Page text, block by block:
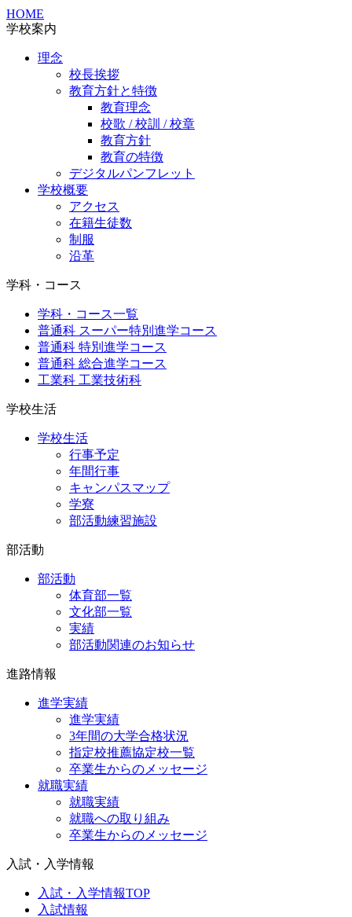
HOME
学校案内
理念
校長挨拶
教育方針と特徴
教育理念
校歌 / 校訓 / 校章
教育方針
教育の特徴
デジタルパンフレット
学校概要
アクセス
在籍生徒数
制服
沿革
学科・コース
学科・コース一覧
普通科 スーパー特別進学コース
普通科 特別進学コース
普通科 総合進学コース
工業科 工業技術科
学校生活
学校生活
行事予定
年間行事
キャンパスマップ
学寮
部活動練習施設
部活動
部活動
体育部一覧
文化部一覧
実績
部活動関連のお知らせ
進路情報
進学実績
進学実績
3年間の大学合格状況
指定校推薦協定校一覧
卒業生からのメッセージ
就職実績
就職実績
就職への取り組み
卒業生からのメッセージ
入試・入学情報
入試・入学情報TOP
入試情報